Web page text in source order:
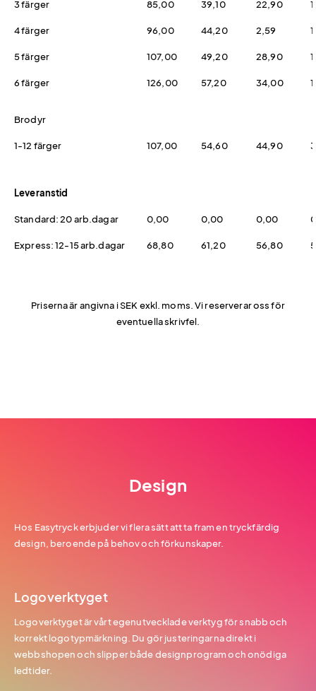
3 färger 85,00 39,10 22,90
4 färger 96,00 44,20 2,59
5 färger 107,00 49,20 28,90
6 färger 126,00 57,20 34,00
Brodyr
1-12 färger 107,00 54,60 44,90
Leveranstid
Standard: 20 arb.dagar 0,00 0,00 0,00
Express: 12-15 arb.dagar 68,80 61,20 56,80
Priserna är angivna i SEK exkl. moms. Vi reserverar oss för
eventuella skrivfel.
Design
Hos Easytryck erbjuder vi flera sätt att ta fram en tryckfärdig
design, beroende på behov och förkunskaper.
Logoverktyget
Logoverktyget är vårt egenutvecklade verktyg för snabb och
korrekt logotypmärkning. Du gör justeringarna direkt i
webbshopen och slipper både designprogram och onödiga
ledtider.